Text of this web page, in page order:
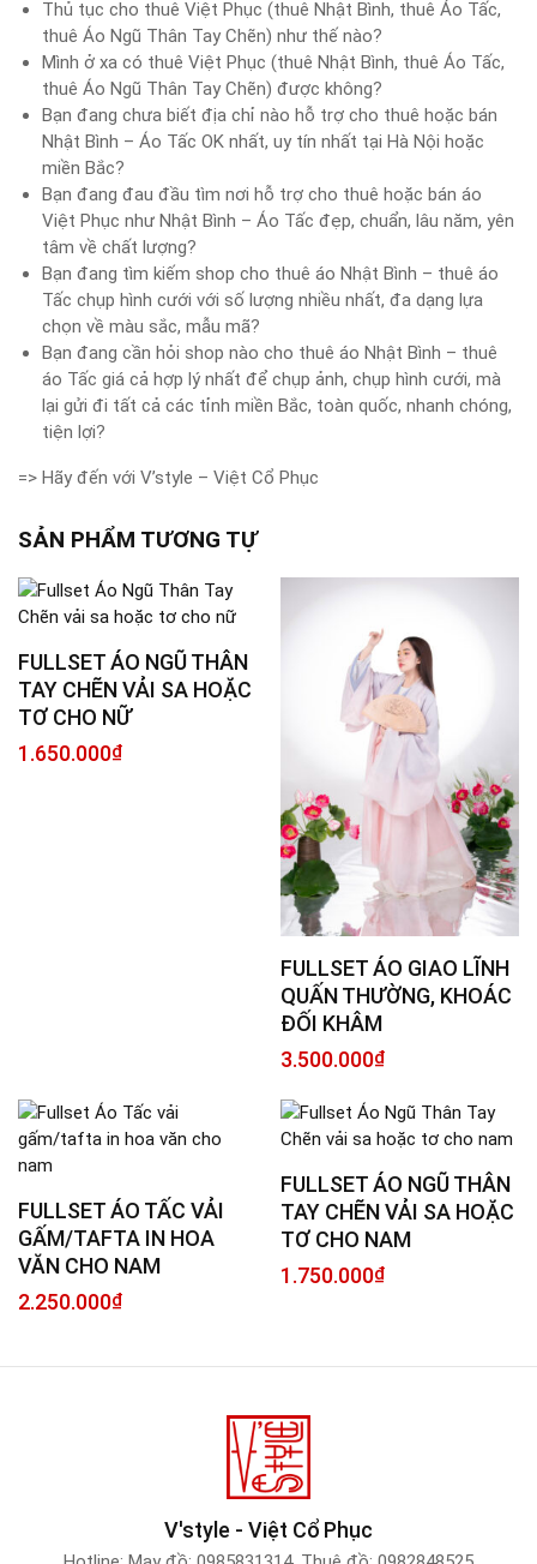
Thủ tục cho thuê Việt Phục (thuê Nhật Bình, thuê Áo Tấc,
thuê Áo Ngũ Thân Tay Chẽn) như thế nào?
Mình ở xa có thuê Việt Phục (thuê Nhật Bình, thuê Áo Tấc,
thuê Áo Ngũ Thân Tay Chẽn) được không?
Bạn đang chưa biết địa chỉ nào hỗ trợ cho thuê hoặc bán
Nhật Bình – Áo Tấc OK nhất, uy tín nhất tại Hà Nội hoặc
miền Bắc?
Bạn đang đau đầu tìm nơi hỗ trợ cho thuê hoặc bán áo
Việt Phục như Nhật Bình – Áo Tấc đẹp, chuẩn, lâu năm, yên
tâm về chất lượng?
Bạn đang tìm kiếm shop cho thuê áo Nhật Bình – thuê áo
Tấc chụp hình cưới với số lượng nhiều nhất, đa dạng lựa
chọn về màu sắc, mẫu mã?
Bạn đang cần hỏi shop nào cho thuê áo Nhật Bình – thuê
áo Tấc giá cả hợp lý nhất để chụp ảnh, chụp hình cưới, mà
lại gửi đi tất cả các tỉnh miền Bắc, toàn quốc, nhanh chóng,
tiện lợi?
=> Hãy đến với V’style – Việt Cổ Phục
SẢN PHẨM TƯƠNG TỰ
FULLSET ÁO NGŨ THÂN
TAY CHẼN VẢI SA HOẶC
TƠ CHO NỮ
1.650.000₫
FULLSET ÁO GIAO LĨNH
QUẤN THƯỜNG, KHOÁC
ĐỐI KHÂM
3.500.000₫
FULLSET ÁO TẤC VẢI
GẤM/TAFTA IN HOA
VĂN CHO NAM
2.250.000₫
FULLSET ÁO NGŨ THÂN
TAY CHẼN VẢI SA HOẶC
TƠ CHO NAM
1.750.000₫
V'style - Việt Cổ Phục